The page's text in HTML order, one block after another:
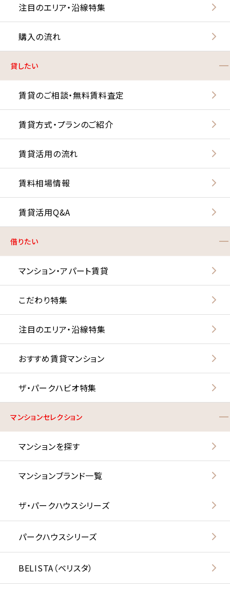
注目のエリア・沿線特集
購入の流れ
貸したい
賃貸のご相談・無料賃料査定
賃貸方式・プランのご紹介
賃貸活用の流れ
賃料相場情報
賃貸活用Q&A
借りたい
マンション・アパート賃貸
こだわり特集
注目のエリア・沿線特集
おすすめ賃貸マンション
ザ・パークハビオ特集
マンションセレクション
マンションを探す
マンションブランド一覧
ザ・パークハウスシリーズ
パークハウスシリーズ
BELISTA（ベリスタ）